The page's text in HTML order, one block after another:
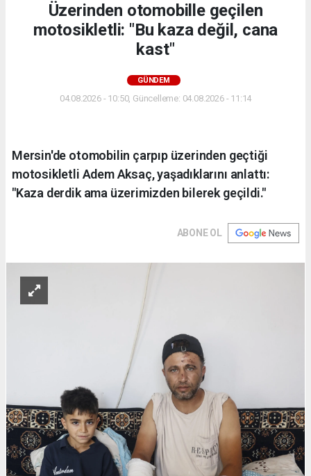
Üzerinden otomobille geçilen
motosikletli: "Bu kaza değil, cana
kast"
GÜNDEM
04.08.2026 - 10:50, Güncelleme: 04.08.2026 - 11:14
Mersin'de otomobilin çarpıp üzerinden geçtiği
motosikletli Adem Aksaç, yaşadıklarını anlattı:
"Kaza derdik ama üzerimizden bilerek geçildi."
ABONE OL